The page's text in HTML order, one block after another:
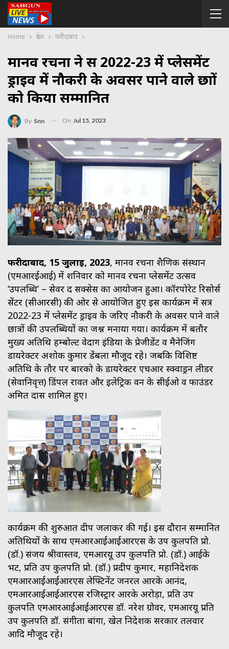
Home प्रदेश फरीदाबाद
मानव रचना ने सत्र 2022-23 में प्लेसमेंट
ड्राइव में नौकरी के अवसर पाने वाले छात्रों
को किया सम्मानित
By Snn On Jul 15, 2023
फरीदाबाद, 15 जुलाई, 2023, मानव रचना शैक्षणिक संस्थान
(एमआरईआई) में शनिवार को मानव रचना प्लेसमेंट उत्सव
‘उपलब्धि’ – सेवर द सक्सेस का आयोजन हुआ। कॉरपोरेट रिसोर्स
सेंटर (सीआरसी) की ओर से आयोजित हुए इस कार्यक्रम में सत्र
2022-23 में प्लेसमेंट ड्राइव के जरिए नौकरी के अवसर पाने वाले
छात्रों की उपलब्धियों का जश्न मनाया गया। कार्यक्रम में बतौर
मुख्य अतिथि हम्बोल्ट वेदाग इंडिया के प्रेजीडेंट व मैनेजिंग
डायरेक्टर अशोक कुमार डेंबला मौजूद रहे। जबकि विशिष्ट
अतिथि के तौर पर बारको के डायरेक्टर एचआर स्क्वाड्रन लीडर
(सेवानिवृत्त) डिंपल रावत और इलेट्रिक वन के सीईओ व फाउंडर
अमित दास शामिल हुए।
कार्यक्रम की शुरुआत दीप जलाकर की गई। इस दौरान सम्मानित
अतिथियों के साथ एमआरआईआईआरएस के उप कुलपति प्रो.
(डॉ.) संजय श्रीवास्तव, एमआरयू उप कुलपति प्रो. (डॉ.) आईके
भट, प्रति उप कुलपति प्रो. (डॉ.) प्रदीप कुमार, महानिदेशक
एमआरआईआईआरएस लेफ्टिनेंट जनरल आरके आनंद,
एमआरआईआईआरएस रजिस्ट्रार आरके अरोड़ा, प्रति उप
कुलपति एमआरआईआईआरएस डॉ. नरेश ग्रोवर, एमआरयू प्रति
उप कुलपति डॉ. संगीता बांगा, खेल निदेशक सरकार तलवार
आदि मौजूद रहे।